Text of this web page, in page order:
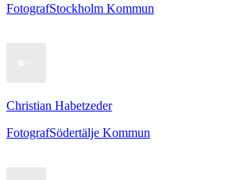
FotografStockholm Kommun
Christian Habetzeder
FotografSödertälje Kommun